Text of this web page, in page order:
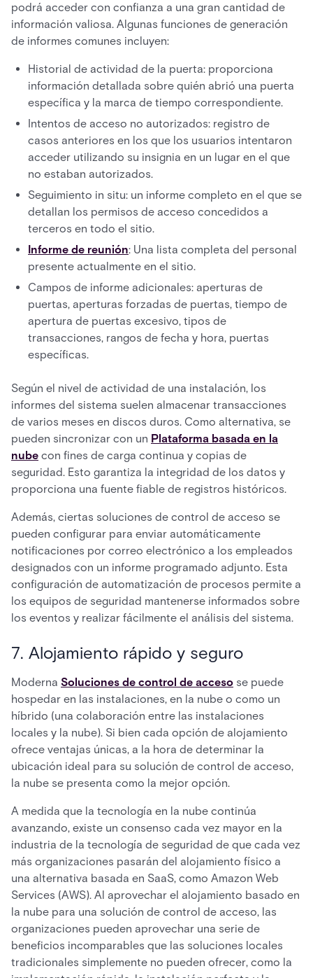
podrá acceder con confianza a una gran cantidad de
información valiosa. Algunas funciones de generación
de informes comunes incluyen:
Historial de actividad de la puerta: proporciona
información detallada sobre quién abrió una puerta
específica y la marca de tiempo correspondiente.
Intentos de acceso no autorizados: registro de
casos anteriores en los que los usuarios intentaron
acceder utilizando su insignia en un lugar en el que
no estaban autorizados.
Seguimiento in situ: un informe completo en el que se
detallan los permisos de acceso concedidos a
terceros en todo el sitio.
Informe de reunión: Una lista completa del personal
presente actualmente en el sitio.
Campos de informe adicionales: aperturas de
puertas, aperturas forzadas de puertas, tiempo de
apertura de puertas excesivo, tipos de
transacciones, rangos de fecha y hora, puertas
específicas.
Según el nivel de actividad de una instalación, los
informes del sistema suelen almacenar transacciones
de varios meses en discos duros. Como alternativa, se
pueden sincronizar con un Plataforma basada en la
nube con fines de carga continua y copias de
seguridad. Esto garantiza la integridad de los datos y
proporciona una fuente fiable de registros históricos.
Además, ciertas soluciones de control de acceso se
pueden configurar para enviar automáticamente
notificaciones por correo electrónico a los empleados
designados con un informe programado adjunto. Esta
configuración de automatización de procesos permite a
los equipos de seguridad mantenerse informados sobre
los eventos y realizar fácilmente el análisis del sistema.
7. Alojamiento rápido y seguro
Moderna Soluciones de control de acceso se puede
hospedar en las instalaciones, en la nube o como un
híbrido (una colaboración entre las instalaciones
locales y la nube). Si bien cada opción de alojamiento
ofrece ventajas únicas, a la hora de determinar la
ubicación ideal para su solución de control de acceso,
la nube se presenta como la mejor opción.
A medida que la tecnología en la nube continúa
avanzando, existe un consenso cada vez mayor en la
industria de la tecnología de seguridad de que cada vez
más organizaciones pasarán del alojamiento físico a
una alternativa basada en SaaS, como Amazon Web
Services (AWS). Al aprovechar el alojamiento basado en
la nube para una solución de control de acceso, las
organizaciones pueden aprovechar una serie de
beneficios incomparables que las soluciones locales
tradicionales simplemente no pueden ofrecer, como la